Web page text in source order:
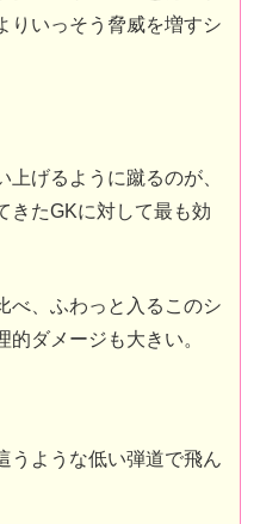
りいっそう脅威を増すシ
げるように蹴るのが、
きたGKに対して最も効
べ、ふわっと入るこのシ
的ダメージも大きい。
うような低い弾道で飛ん